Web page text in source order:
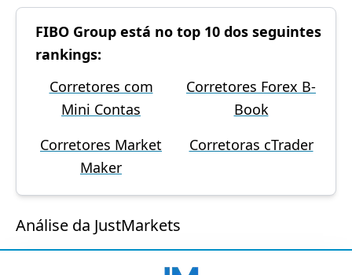
FIBO Group está no top 10 dos seguintes
rankings:
Corretores com
Mini Contas
Corretores Forex B-
Book
Corretores Market
Maker
Corretoras cTrader
Análise da JustMarkets